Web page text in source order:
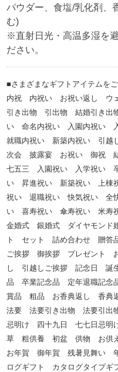
パウダー、食塩/乳化剤、
む)
※直射日光・高温多湿を
ださい。
■さまざまなギフトアイテムを
内祝 内祝い お祝い返し ウ
引き出物 引出物 結婚引き
い 命名内祝い 入園内祝い
就職内祝い 新築内祝い 引
次会 披露宴 お祝い 御祝
七五三 入園祝い 入学祝い
い 昇進祝い 新築祝い 上棟
祝い 退職祝い 快気祝い 全
い 喜寿祝い 傘寿祝い 米寿
金婚式 銀婚式 ダイヤモンド
ト セット 詰め合わせ 贈
ご挨拶 御挨拶 プレゼント
し 引越しご挨拶 記念日
品 卒業記念品 定年退職記
賞品 粗品 お香典返し 香
法要 法要引き出物 法要引
忌明け 四十九日 七七日忌
草 粗供養 初盆 供物 お供
お年賀 御年賀 残暑見舞い
ログギフト カタログタイプ